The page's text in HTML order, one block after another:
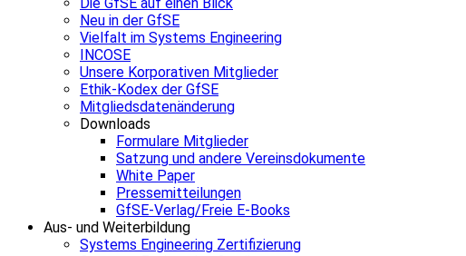
Die GfSE auf einen Blick
Neu in der GfSE
Vielfalt im Systems Engineering
INCOSE
Unsere Korporativen Mitglieder
Ethik-Kodex der GfSE
Mitgliedsdatenänderung
Downloads
Formulare Mitglieder
Satzung und andere Vereinsdokumente
White Paper
Pressemitteilungen
GfSE-Verlag/Freie E-Books
Aus- und Weiterbildung
Systems Engineering Zertifizierung